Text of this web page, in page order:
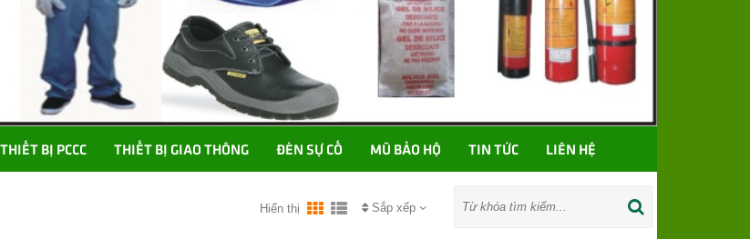
THIẾT BỊ PCCC THIẾT BỊ GIAO THÔNG ĐÈN SỰ CỐ MŨ BẢO HỘ TIN TỨC LIÊN HỆ
Sắp xếp
Hiển thị